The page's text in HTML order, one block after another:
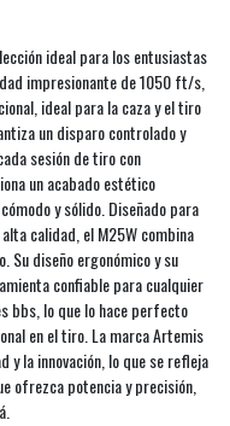
ideal para los entusiastas
impresionante de 1050 ft/s,
ideal para la caza y el tiro
un disparo controlado y
sesión de tiro con
un acabado estético
y sólido. Diseñado para
calidad, el M25W combina
Su diseño ergonómico y su
confiable para cualquier
bbs, lo que lo hace perfecto
en el tiro. La marca Artemis
y la innovación, lo que se refleja
ofrezca potencia y precisión,